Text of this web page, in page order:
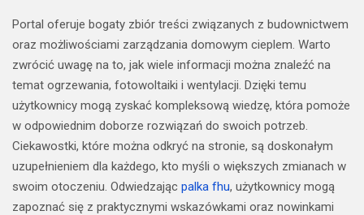
Portal oferuje bogaty zbiór treści związanych z budownictwem
oraz możliwościami zarządzania domowym cieplem. Warto
zwrócić uwagę na to, jak wiele informacji można znaleźć na
temat ogrzewania, fotowoltaiki i wentylacji. Dzięki temu
użytkownicy mogą zyskać kompleksową wiedzę, która pomoże
w odpowiednim doborze rozwiązań do swoich potrzeb.
Ciekawostki, które można odkryć na stronie, są doskonałym
uzupełnieniem dla każdego, kto myśli o większych zmianach w
swoim otoczeniu. Odwiedzając palka fhu, użytkownicy mogą
zapoznać się z praktycznymi wskazówkami oraz nowinkami